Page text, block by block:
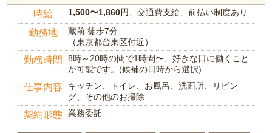
時給 1,500〜1,860円、交通費支給、前払い制度あり
勤務地
蔵前 徒歩7分
（東京都台東区付近）
勤務時間
8時～20時の間で1時間〜、好きな日に働くこと
が可能です。(候補の日時から選択)
仕事内容
キッチン、トイレ、お風呂、洗面所、リビン
グ、その他のお掃除
契約形態 業務委託